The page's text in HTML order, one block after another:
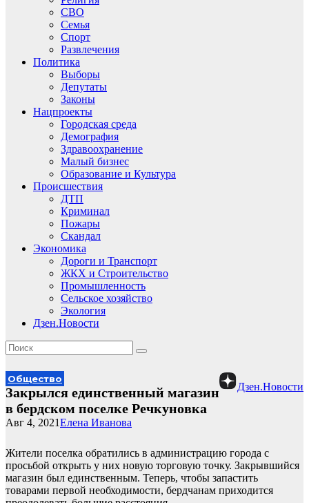
СВО
Семья
Спорт
Развлечения
Политика
Выборы
Депутаты
Законы
Нацпроекты
Городская среда
Демография
Здравоохранение
Малый бизнес
Образование и Культура
Происшествия
ДТП
Криминал
Пожары
Скандал
Экономика
Дороги и Транспорт
ЖКХ и Строительство
Промышленность
Сельское хозяйство
Экология
Дзен.Новости
Дзен.Новости
Общество
Закрылся единственный магазин
в бердском поселке Речкуновка
Елена Иванова
Авг 4, 2021
Жители поселка обратились в администрацию города с
просьбой открыть у них новую торговую точку. Закрывшийся
магазин был единственным. Теперь, чтобы запастить
товарами первой необходимости, бердчанам приходится